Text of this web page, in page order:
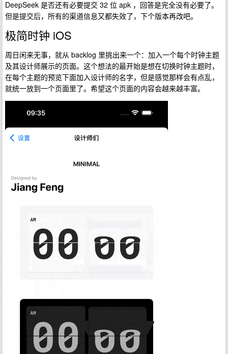
DeepSeek 是否还有必要提交 32 位 apk ，回答是完全没有必要了。
但是提交后，所有的渠道信息又都失效了，下个版本再改吧。
极简时钟 iOS
周日闲来无事，就从 backlog 里挑出来一个：加入一个每个时钟主题
及其设计师展示的页面。这个想法的最开始是想在切换时钟主题时，
在每个主题的预览下面加入设计师的名字，但是感觉那样会有点乱，
就统一放到一个页面里了。希望这个页面的内容会越来越丰富。